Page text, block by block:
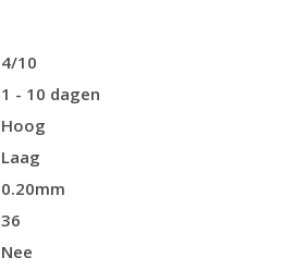
4/10
1 - 10 dagen
Hoog
Laag
0.20mm
36
Nee